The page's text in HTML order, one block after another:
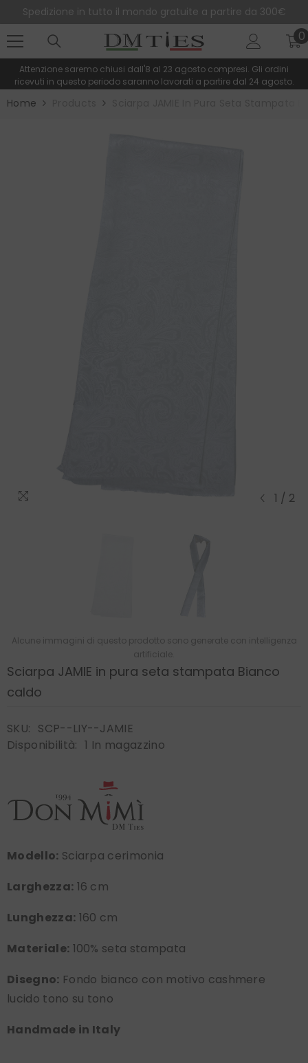
Spedizione in tutto il mondo gratuite a partire da 300€
00
Attenzione saremo chiusi dall'8 al 23 agosto compresi. Gli ordini
ricevuti in questo periodo saranno lavorati a partire dal 24 agosto.
Home
1 / 2
Alcune immagini di questo prodotto sono generate con intelligenza
artificiale.
Sciarpa JAMIE in pura seta stampata Bianco
caldo
SKU: SCP--LIY--JAMIE
Disponibilità: 1 In magazzino
Modello: Sciarpa cerimonia
Larghezza: 16 cm
Lunghezza: 160 cm
Materiale: 100% seta stampata
Disegno: Fondo bianco con motivo cashmere
lucido tono su tono
Handmade in Italy